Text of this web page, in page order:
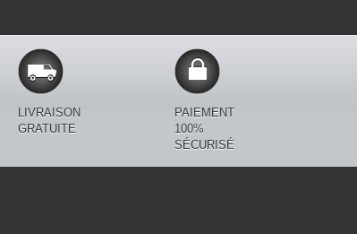
LIVRAISON
GRATUITE
PAIEMENT
100%
SÉCURISÉ